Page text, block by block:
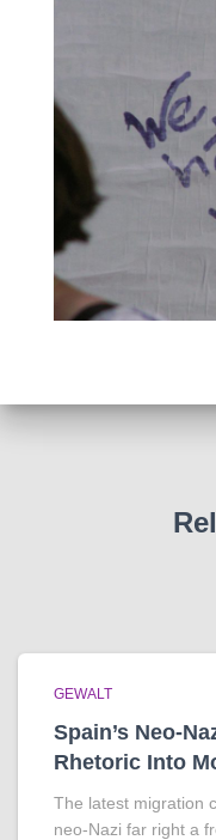
GEWALT
Spain’s Neo-
Rhetoric Into
The latest migration
neo-Nazi far right a